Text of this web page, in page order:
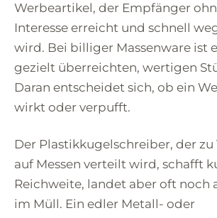
Werbeartikel, der Empfänger
Interesse erreicht und schnell
wird. Bei billiger Massenware ist
gezielt überreichten, wertigen
Daran entscheidet sich, ob ein
wirkt oder verpufft.
Der Plastikkugelschreiber, der zu
auf Messen verteilt wird, schafft
Reichweite, landet aber oft noch
im Müll. Ein edler Metall- oder